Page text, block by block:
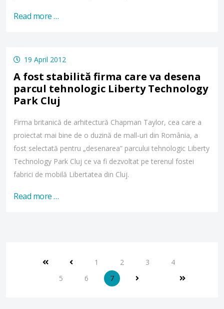
Read more …
19 April 2012
A fost stabilită firma care va desena
parcul tehnologic Liberty Technology
Park Cluj
Firma britanică de arhitectură Chapman Taylor, cea care a
proiectat mai bine de o duzină de mall-uri din România, a
fost selectată pentru „desenarea” parcului tehnologic Liberty
Technology Park Cluj ce va fi dezvoltat pe terenul fostei
fabrici de mobilă Libertatea din Cluj.
Read more …
1 2 3
4
5
6 7